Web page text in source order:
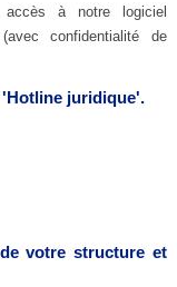
accès à notre logiciel
confidentialité de
'Hotline juridique'.
votre structure et